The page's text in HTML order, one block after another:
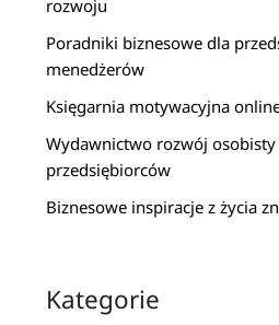
rozwoju
Poradniki biznesowe dla
menedżerów
Księgarnia motywacyjna
Wydawnictwo rozwój
przedsiębiorców
Biznesowe inspiracje z życia
Kategorie